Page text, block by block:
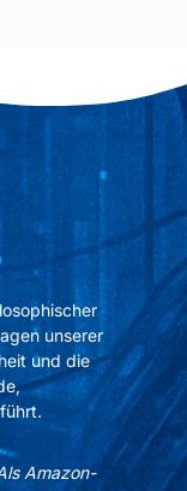
unserer
und die
Amazon-